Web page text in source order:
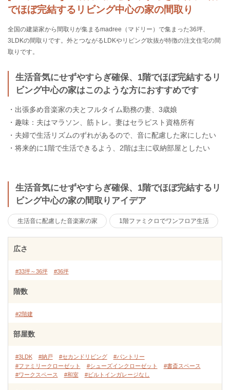
でほぼ完結するリビング中心の家の間取り
全国の建築家から間取りが集まるmadree（マドリー）で集まった36坪、
3LDKの間取りです。外とつながるLDKやリビング吹抜が特徴の注文住宅の間
取りです。
生活音気にせずやすらぎ確保、1階でほぼ完結するリ
ビング中心の家はこのような方におすすめです
・出張多め音楽家の夫とフルタイム勤務の妻、3歳娘
・趣味：夫はマラソン、筋トレ。妻はセラピスト資格所有
・夫婦で生活リズムのずれがあるので、音に配慮した家にしたい
・将来的に1階で生活できるよう、2階は主に収納部屋としたい
生活音気にせずやすらぎ確保、1階でほぼ完結するリ
ビング中心の家の間取りアイデア
生活音に配慮した音楽家の家 1階ファミクロでワンフロア生活
広さ
#33坪～36坪 #36坪
階数
#2階建
部屋数
#3LDK #納戸 #セカンドリビング
#パントリー
#ファミリークローゼット
#シューズインクローゼット
#書斎スペース
#ワークスペース
#和室 #ビルトインガレージなし